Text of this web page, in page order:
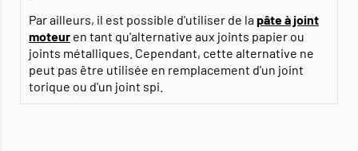
Par ailleurs, il est possible d'utiliser de lapâte à joint
moteur en tant qu'alternative aux joints papier ou
joints métalliques. Cependant, cette alternative ne
peut pas être utilisée en remplacement d'un joint
torique ou d'un joint spi.